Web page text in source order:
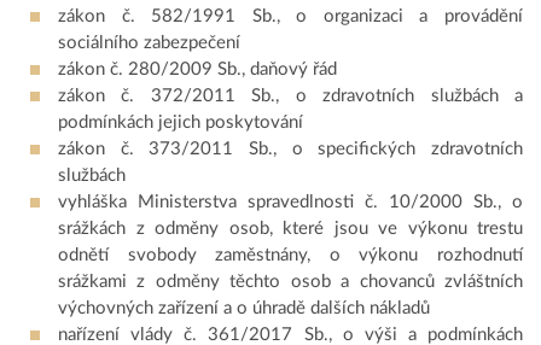
zákon č. 582/1991 Sb., o organizaci a provádění
sociálního zabezpečení
zákon č. 280/2009 Sb., daňový řád
zákon č. 372/2011 Sb., o zdravotních službách a
podmínkách jejich poskytování
zákon č. 373/2011 Sb., o specifických zdravotních
službách
vyhláška Ministerstva spravedlnosti č. 10/2000 Sb., o
srážkách z odměny osob, které jsou ve výkonu trestu
odnětí svobody zaměstnány, o výkonu rozhodnutí
srážkami z odměny těchto osob a chovanců zvláštních
výchovných zařízení a o úhradě dalších nákladů
nařízení vlády č. 361/2017 Sb., o výši a podmínkách